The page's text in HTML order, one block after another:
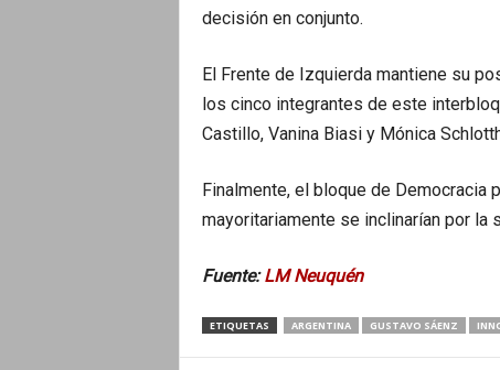
decisión en conjunto.
El Frente de Izquierda mantiene su
los cinco integrantes de este
Castillo, Vanina Biasi y Mónica
Finalmente, el bloque de Democracia
mayoritariamente se inclinarían por la
Fuente:LM Neuquén
ETIQUETAS ARGENTINA GUSTAVO SÁENZ